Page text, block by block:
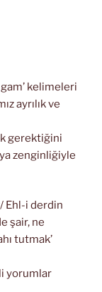
kelimeleri
ayrılık ve
gerektiğini
zenginliğiyle
Ehl-i derdin
şair, ne
tutmak’
yorumlar